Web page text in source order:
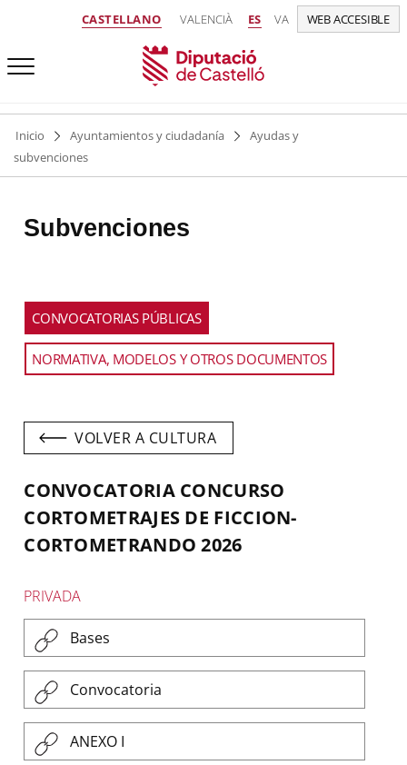
CASTELLANO VALENCIÀ ES VA WEB ACCESIBLE
Inicio Ayuntamientos y ciudadanía
Ayudas y
subvenciones
Subvenciones
Usa
las
teclas
izquierda
para
navegar
entre
CONVOCATORIAS PÚBLICAS
NORMATIVA, MODELOS Y OTROS DOCUMENTOS
VOLVER A CULTURA
CONVOCATORIA CONCURSO
CORTOMETRAJES DE FICCION-
CORTOMETRANDO 2026
PRIVADA
Bases
Convocatoria
ANEXO I